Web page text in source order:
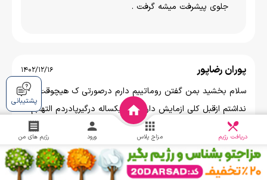
جلوی پیشرفت میشه گرفت .
پوران رضاپور 1402/12/16
سلام بخشید بمن گفتن روماتییم دارم درصورتی ک هیچوقت
نداشتم ازقبل کلی ازمایش دارم الان یکساله درگیرپادردم التهابم
بالاس ت روخدا راهکاری دارید
آیا این نظر برای شما مفید بود؟ 0
پشتیبانی
دریافت رژیم مزاج پلاس ورود رژیم های من